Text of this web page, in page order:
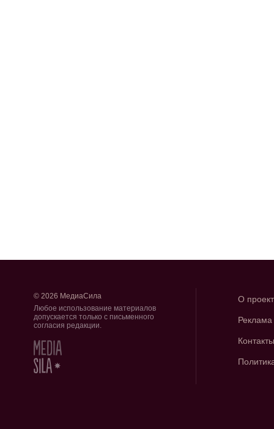
© 2026 МедиаСила
Любое использование материалов
допускается только с письменного
согласия редакции.
О
Реклама
Контакты